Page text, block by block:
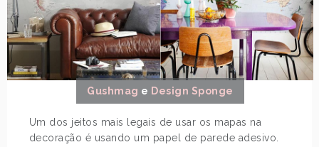
Gushmag e Design Sponge
Um dos jeitos mais legais de usar os mapas na
decoração é usando um papel de parede adesivo.